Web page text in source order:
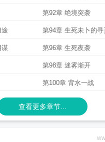
第92章 绝境突袭
第94章 生死未卜的寻
谋 第96章 生死夜袭
第98章 迷雾渐开
第100章 背水一战
查看更多章节...